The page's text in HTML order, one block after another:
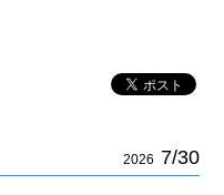
2026 7/30